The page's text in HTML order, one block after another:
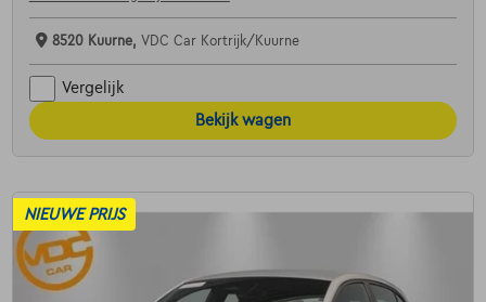
8520 Kuurne, VDC Car Kortrijk/Kuurne
Vergelijk
Bekijk wagen
NIEUWE PRIJS